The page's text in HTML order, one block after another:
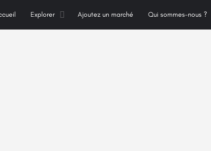
Explorer Ajoutez un marché Qui sommes-nous ?